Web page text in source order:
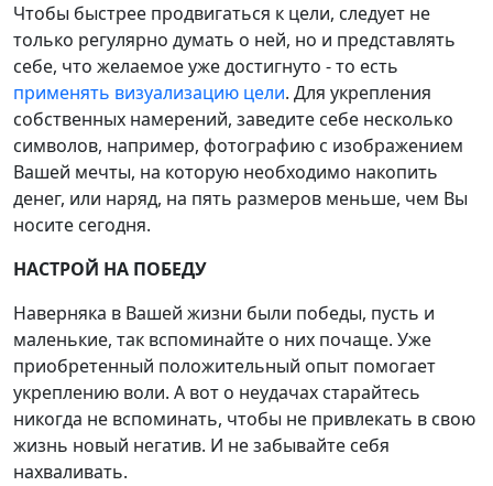
Чтобы быстрее продвигаться к цели, следует не
только регулярно думать о ней, но и представлять
себе, что желаемое уже достигнуто - то есть
применять визуализацию цели. Для укрепления
собственных намерений, заведите себе несколько
символов, например, фотографию с изображением
Вашей мечты, на которую необходимо накопить
денег, или наряд, на пять размеров меньше, чем Вы
носите сегодня.
НАСТРОЙ НА ПОБЕДУ
Наверняка в Вашей жизни были победы, пусть и
маленькие, так вспоминайте о них почаще. Уже
приобретенный положительный опыт помогает
укреплению воли. А вот о неудачах старайтесь
никогда не вспоминать, чтобы не привлекать в свою
жизнь новый негатив. И не забывайте себя
нахваливать.